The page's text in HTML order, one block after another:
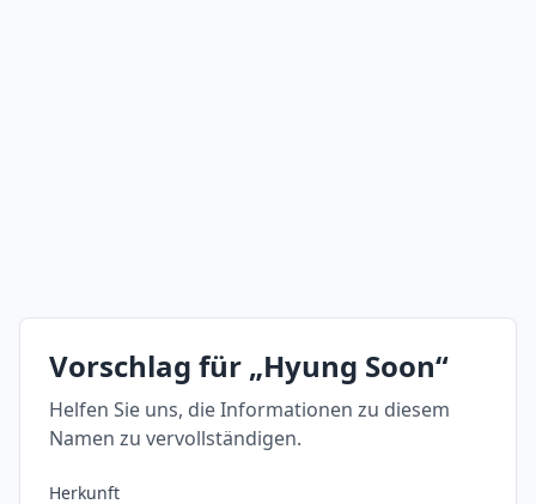
Vorschlag für „Hyung Soon“
Helfen Sie uns, die Informationen zu diesem
Namen zu vervollständigen.
Herkunft